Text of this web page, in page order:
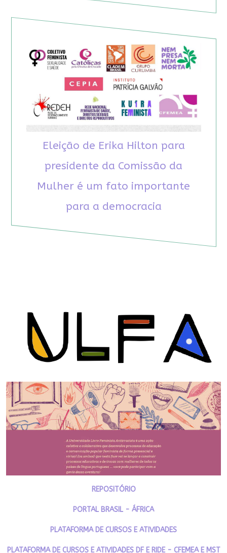
Eleição de Erika Hilton para
presidente da Comissão da
Mulher é um fato importante
para a democracia
REPOSITÓRIO
PORTAL BRASIL - ÁFRICA
PLATAFORMA DE CURSOS E ATIVIDADES
PLATAFORMA DE CURSOS E ATIVIDADES DF E RIDE - CFEMEA E MST